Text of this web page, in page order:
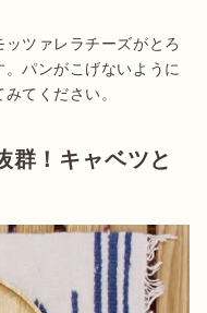
ツァレラチーズがとろ
パンがこげないように
てください。
！キャベツと